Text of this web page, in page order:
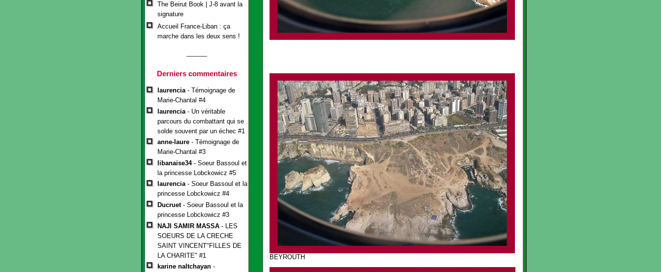
The Beirut Book | J-8 avant la
signature
Accueil France-Liban : ça
marche dans les deux sens !
Derniers commentaires
laurencia- Témoignage de
Marie-Chantal #4
laurencia - Un véritable
parcours du combattant qui se
solde souvent par un échec #1
anne-laure - Témoignage de
Marie-Chantal #3
libanaise34- Soeur Bassoul et
la princesse Lobckowicz #5
laurencia- Soeur Bassoul et la
princesse Lobckowicz #4
Ducruet- Soeur Bassoul et la
princesse Lobckowicz #3
NAJI SAMIR MASSA - LES
SOEURS DE LA CRECHE
SAINT VINCENT"FILLES DE
LA CHARITE" #1
karine naltchayan -
BEYROUTH